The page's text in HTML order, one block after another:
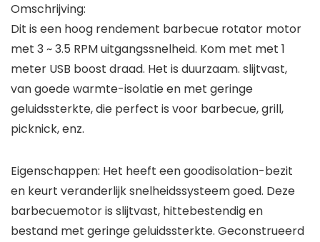
Omschrijving:
Dit is een hoog rendement barbecue rotator motor
met 3 ~ 3.5 RPM uitgangssnelheid. Kom met met 1
meter USB boost draad. Het is duurzaam. slijtvast,
van goede warmte-isolatie en met geringe
geluidssterkte, die perfect is voor barbecue, grill,
picknick, enz.
Eigenschappen: Het heeft een goodisolation-bezit
en keurt veranderlijk snelheidssysteem goed. Deze
barbecuemotor is slijtvast, hittebestendig en
bestand met geringe geluidssterkte. Geconstrueerd